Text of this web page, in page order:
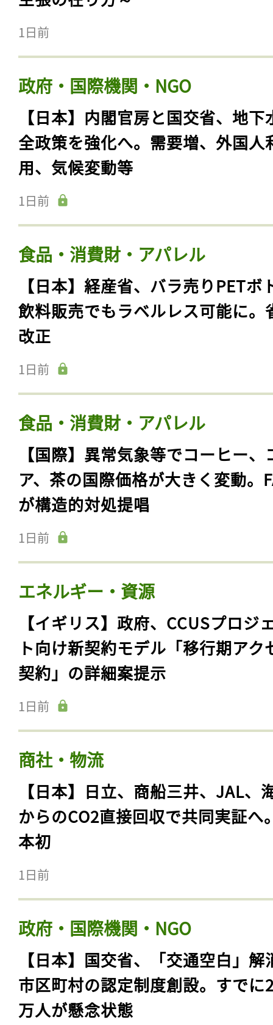
1日前
政府・国際機関・NGO
【日本】内閣官房と国交省、地下
全政策を強化へ。需要増、外国人
用、気候変動等
1日前
食品・消費財・アパレル
【日本】経産省、バラ売りPETボ
飲料販売でもラベルレス可能に。
改正
1日前
食品・消費財・アパレル
【国際】異常気象等でコーヒー、
ア、茶の国際価格が大きく変動。
が構造的対処提唱
1日前
エネルギー・資源
【イギリス】政府、CCUSプロジ
ト向け新契約モデル「移行期アク
契約」の詳細案提示
1日前
商社・物流
【日本】日立、商船三井、JAL、
からのCO2直接回収で共同実証へ
本初
1日前
政府・国際機関・NGO
【日本】国交省、「交通空白」解
市区町村の認定制度創設。すでに
万人が懸念状態